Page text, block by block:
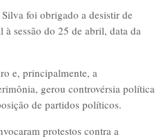
foi obrigado a desistir de
à sessão do 25 de abril, data da
e, principalmente, a
gerou controvérsia política
de partidos políticos.
protestos contra a